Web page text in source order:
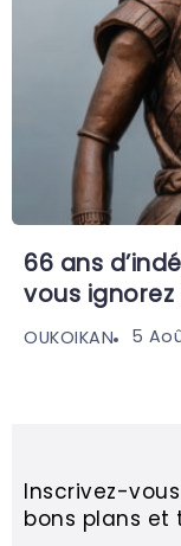
66 ans
vous ignorez
OUKOIKAN 5
Inscrivez-
bons plans et